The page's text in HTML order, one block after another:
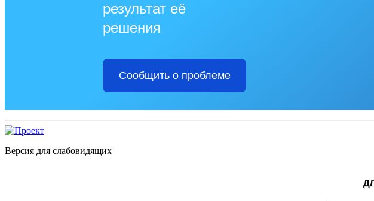
результат её
решения
Сообщить о проблеме
Версия для слабовидящих